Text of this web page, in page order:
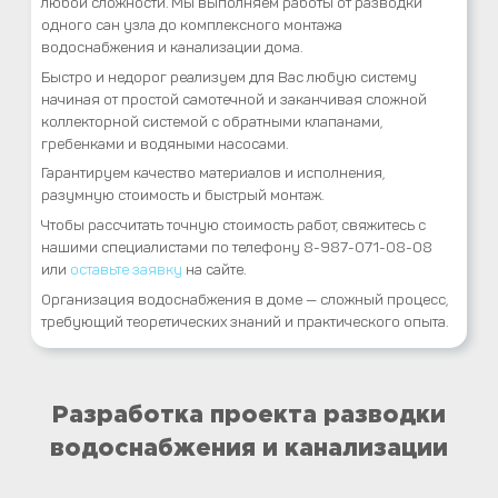
одного сан узла до комплексного монтажа
водоснабжения и канализации дома.
Быстро и недорог реализуем для Вас любую систему
начиная от простой самотечной и заканчивая сложной
коллекторной системой с обратными клапанами,
гребенками и водяными насосами.
Гарантируем качество материалов и исполнения,
разумную стоимость и быстрый монтаж.
Чтобы рассчитать точную стоимость работ, свяжитесь с
нашими специалистами по телефону 8-987-071-08-08
или оставьте заявку на сайте.
Организация водоснабжения в доме — сложный процесс,
требующий теоретических знаний и практического опыта.
Разработка проекта разводки
водоснабжения и канализации